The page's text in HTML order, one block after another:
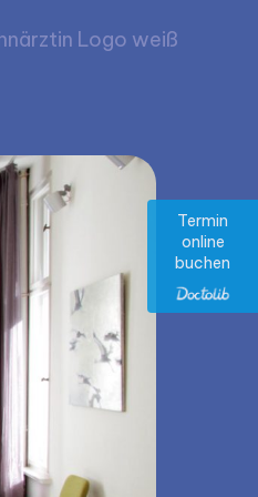
Termin
online
buchen